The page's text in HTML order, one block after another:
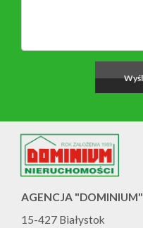
AGENCJA "DOMINIUM"
15-427 Białystok